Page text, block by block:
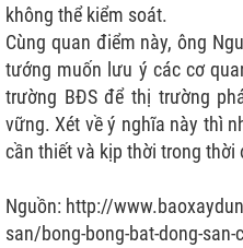
không thể kiểm soát.
Cùng quan điểm này, ông
tướng muốn lưu ý các cơ
trường BĐS để thị trường
vững. Xét về ý nghĩa này thì
cần thiết và kịp thời trong thời
Nguồn: http://
san/bong-bong-bat-dong-san-